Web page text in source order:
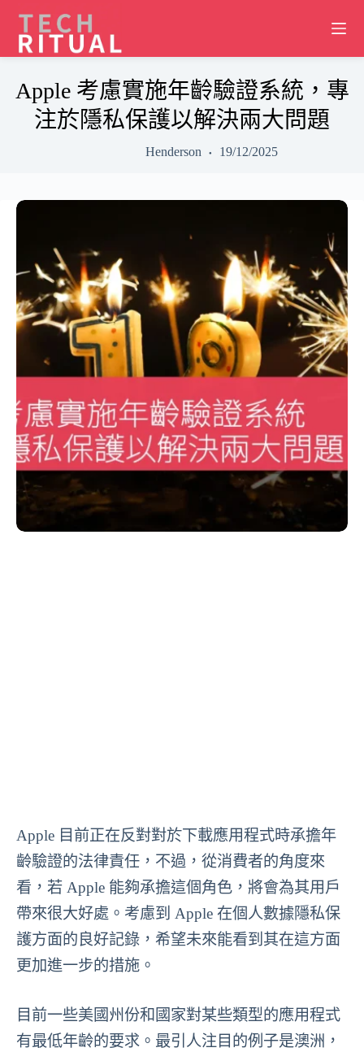
content
Apple 考慮實施年齡驗證系統，專
注於隱私保護以解決兩大問題
Henderson 19/12/2025
Apple 目前正在反對對於下載應用程式時承擔年
齡驗證的法律責任，不過，從消費者的角度來
看，若 Apple 能夠承擔這個角色，將會為其用戶
帶來很大好處。考慮到 Apple 在個人數據隱私保
護方面的良好記錄，希望未來能看到其在這方面
更加進一步的措施。
目前一些美國州份和國家對某些類型的應用程式
有最低年齡的要求。最引人注目的例子是澳洲，